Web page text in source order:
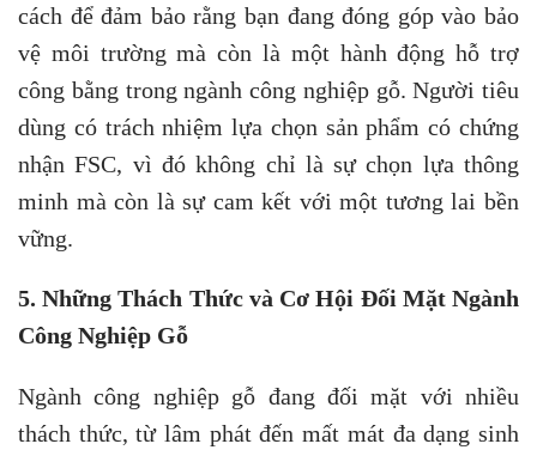
cách để đảm bảo rằng bạn đang đóng góp vào bảo
vệ môi trường mà còn là một hành động hỗ trợ
công bằng trong ngành công nghiệp gỗ. Người tiêu
dùng có trách nhiệm lựa chọn sản phẩm có chứng
nhận FSC, vì đó không chỉ là sự chọn lựa thông
minh mà còn là sự cam kết với một tương lai bền
vững.
5. Những Thách Thức và Cơ Hội Đối Mặt Ngành
Công Nghiệp Gỗ
Ngành công nghiệp gỗ đang đối mặt với nhiều
thách thức, từ lâm phát đến mất mát đa dạng sinh